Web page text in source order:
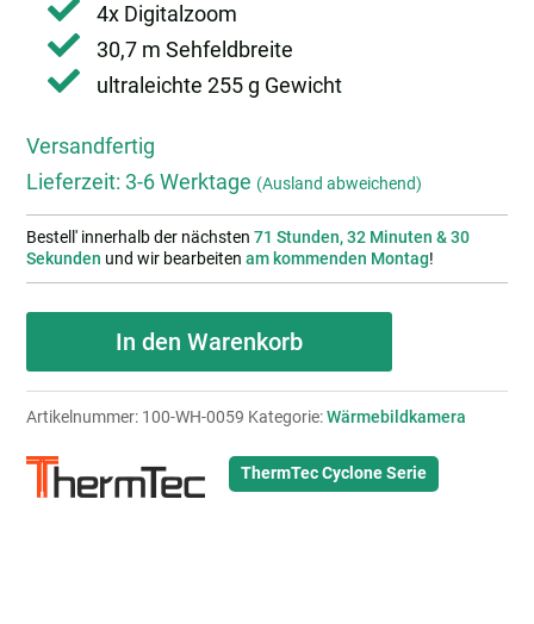
4x Digitalzoom
30,7 m Sehfeldbreite
ultraleichte 255 g Gewicht
Versandfertig
Lieferzeit: 3-6 Werktage (Ausland abweichend)
Bestell' innerhalb der nächsten71 Stunden, 32 Minuten & 29
Sekunden und wir bearbeitenam kommenden Montag!
ThermTec
CYCLONE
315
In den Warenkorb
Artikelnummer: 100-WH-0059 Kategorie:Wärmebildkamera
ThermTec Cyclone Serie